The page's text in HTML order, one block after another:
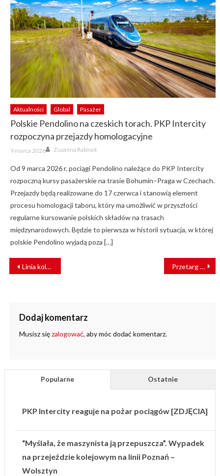
Aktualności Global Pasażer
Polskie Pendolino na czeskich torach. PKP Intercity
rozpoczyna przejazdy homologacyjne
Posted
on
9 marca 2026 Author
Zuzanna Rabinek
Od 9 marca 2026 r. pociągi Pendolino należące do PKP Intercity
rozpoczną kursy pasażerskie na trasie Bohumín–Praga w Czechach.
Przejazdy będą realizowane do 17 czerwca i stanowią element
procesu homologacji taboru, który ma umożliwić w przyszłości
regularne kursowanie polskich składów na trasach
międzynarodowych. Będzie to pierwsza w historii sytuacja, w której
polskie Pendolino wyjadą poza […]
NAWIGACJA
WPISU
Linia kolejowa do elektrowni jądrowej. Rusza kolejny etap inwestycji Przetarg na nowe EZT dla Polregio. Kolejne Elfy 3?
Dodaj komentarz
Musisz sięzalogować, aby móc dodać komentarz.
Popularne Ostatnie
PKP Intercity reaguje na pożar pociągów [ZDJĘCIA]
“Myślała, że maszynista ją przepuszcza”. Wypadek
na przejeździe kolejowym na linii Poznań –
Wolsztyn